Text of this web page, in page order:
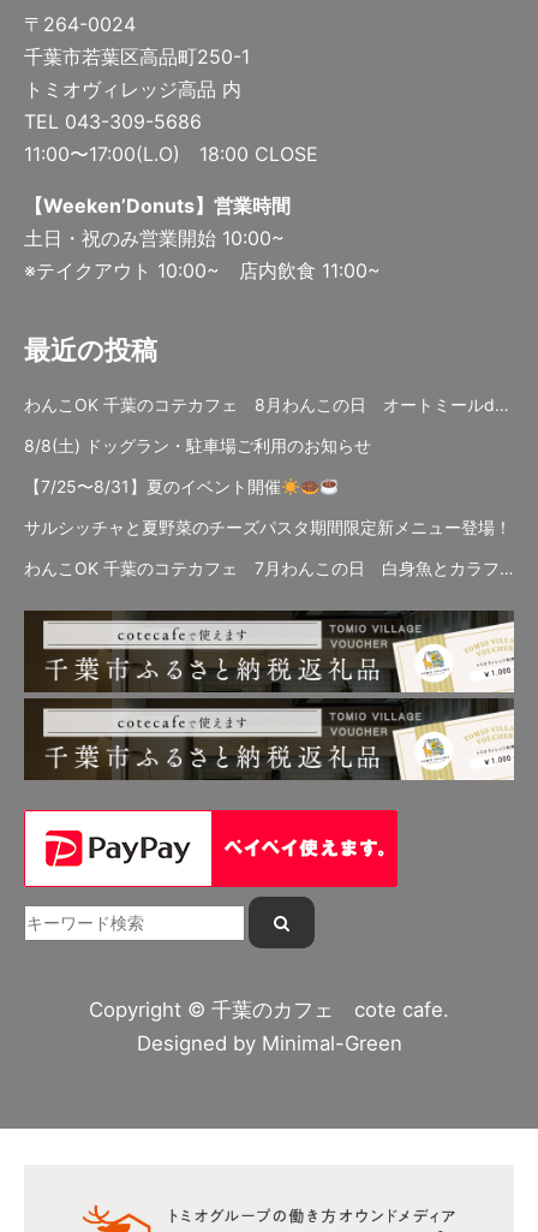
〒264-0024
千葉市若葉区高品町250-1
トミオヴィレッジ高品 内
TEL 043-309-5686
11:00〜17:00(L.O) 18:00 CLOSE
【Weeken’Donuts】営業時間
土日・祝のみ営業開始 10:00~
※テイクアウト 10:00~ 店内飲食 11:00~
最近の投稿
わんこOK 千葉のコテカフェ 8月わんこの日 オートミールdeローストビーフライス
8/8(土) ドッグラン・駐車場ご利用のお知らせ
【7/25〜8/31】夏のイベント開催
サルシッチャと夏野菜のチーズパスタ期間限定新メニュー登場！
わんこOK 千葉のコテカフェ 7月わんこの日 白身魚とカラフルやさいのオムレツ
Copyright © 千葉のカフェ cote cafe.
Designed by Minimal-Green